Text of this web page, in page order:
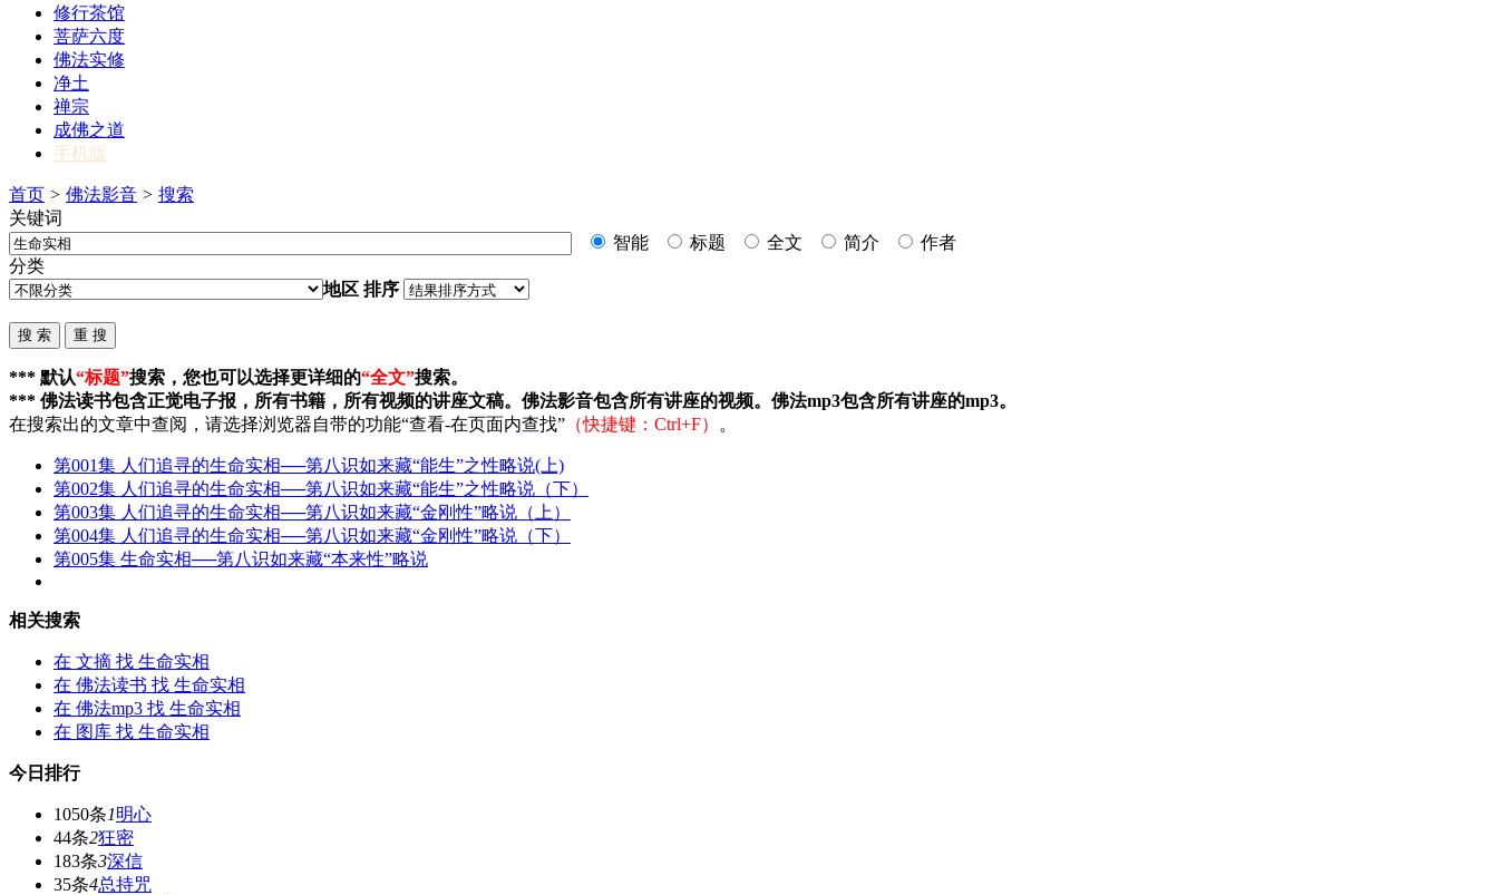
修行茶馆
菩萨六度
佛法实修
净土
禅宗
成佛之道
手机版
首页 > 佛法影音 > 搜索
关键词
智能
标题 全文 简介
作者
分类
地区 排序
*** 默认“标题”搜索，您也可以选择更详细的“全文”搜索。
*** 佛法读书包含正觉电子报，所有书籍，所有视频的讲座文稿。佛法影音包含所有讲座的视频。佛法mp3包含所有讲座的mp3。
在搜索出的文章中查阅，请选择浏览器自带的功能“查看-在页面内查找” （快捷键：Ctrl+F） 。
第001集 人们追寻的生命实相──第八识如来藏“能生”之性略说(上)
第002集 人们追寻的生命实相──第八识如来藏“能生”之性略说（下）
第003集 人们追寻的生命实相──第八识如来藏“金刚性”略说（上）
第004集 人们追寻的生命实相──第八识如来藏“金刚性”略说（下）
第005集 生命实相──第八识如来藏“本来性”略说
相关搜索
在 文摘 找 生命实相
在 佛法读书 找 生命实相
在 佛法mp3 找 生命实相
在 图库 找 生命实相
今日排行
1050条1明心
44条2狂密
183条3深信
35条4总持咒